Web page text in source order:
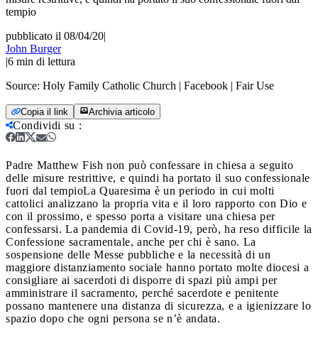
tempio
pubblicato il 08/04/20|
John Burger
|6 min di lettura
Source: Holy Family Catholic Church | Facebook | Fair Use
Copia il link Archivia articolo
Condividi su :
Padre Matthew Fish non può confessare in chiesa a seguito
delle misure restrittive, e quindi ha portato il suo confessionale
fuori dal tempioLa Quaresima è un periodo in cui molti
cattolici analizzano la propria vita e il loro rapporto con Dio e
con il prossimo, e spesso porta a visitare una chiesa per
confessarsi. La pandemia di Covid-19, però, ha reso difficile la
Confessione sacramentale, anche per chi è sano. La
sospensione delle Messe pubbliche e la necessità di un
maggiore distanziamento sociale hanno portato molte diocesi a
consigliare ai sacerdoti di disporre di spazi più ampi per
amministrare il sacramento, perché sacerdote e penitente
possano mantenere una distanza di sicurezza, e a igienizzare lo
spazio dopo che ogni persona se n’è andata.